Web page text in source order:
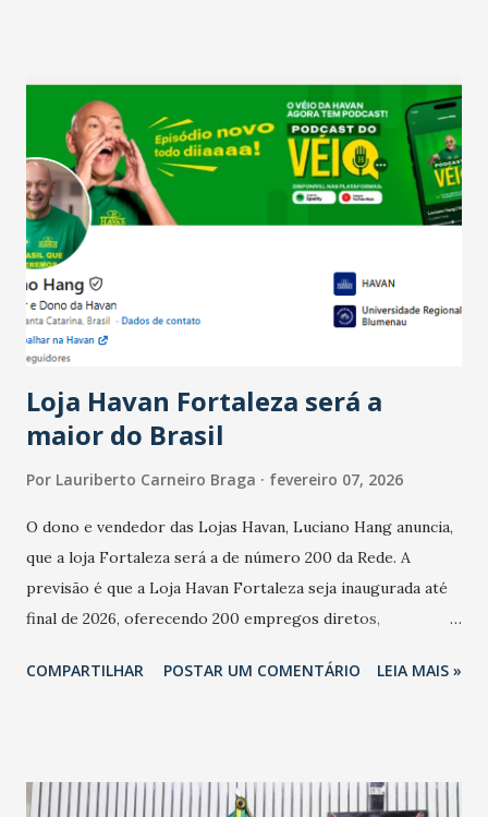
confraternizações de fim de ano e pelo pagamento do 13º
Salário para um número maior de trabalhadores, já que o
país tem a menor taxa de desemprego dos anos recentes.
Ainda segundo a Pesquisa, em novembro de 2025, 40% dos
bares e restaurantes operaram com lucro e outros 40%
registraram equilíbrio financeiro. Já o percentual de
estabelecimentos no prejuízo ficou em 19%, pouco abaixo
do observado no mês anterior. Outros 1% não existiam em
novembro. Em relação a outubro, o faturamento também
cresceu. De acordo com a pesquisa, 44% dos n...
Loja Havan Fortaleza será a
maior do Brasil
Por Lauriberto Carneiro Braga fevereiro 07, 2026
O dono e vendedor das Lojas Havan, Luciano Hang anuncia,
que a loja Fortaleza será a de número 200 da Rede. A
previsão é que a Loja Havan Fortaleza seja inaugurada até
final de 2026, oferecendo 200 empregos diretos,
Havan Fortaleza ainda não foi anunciada oficialmente, mas
COMPARTILHAR POSTAR UM COMENTÁRIO LEIA MAIS »